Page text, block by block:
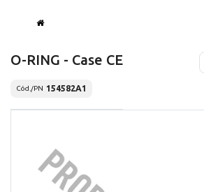
O-RING - Case CE
Cód./PN 154582A1